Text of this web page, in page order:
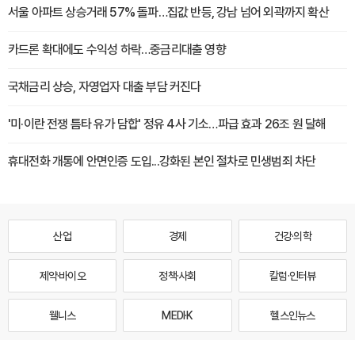
서울 아파트 상승거래 57% 돌파…집값 반등, 강남 넘어 외곽까지 확산
카드론 확대에도 수익성 하락…중금리대출 영향
국채금리 상승, 자영업자 대출 부담 커진다
'미·이란 전쟁 틈타 유가 담합' 정유 4사 기소…파급 효과 26조 원 달해
휴대전화 개통에 안면인증 도입...강화된 본인 절차로 민생범죄 차단
산업 경제 건강·의학
제약·바이오 정책·사회 칼럼·인터뷰
웰니스 MEDI·K 헬스인뉴스